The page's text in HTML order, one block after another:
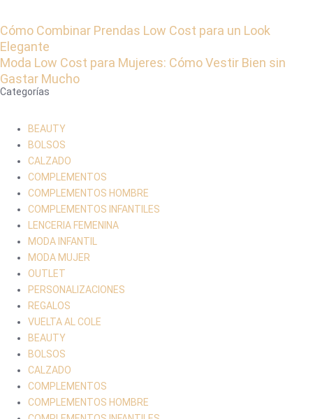
Cómo Combinar Prendas Low Cost para un Look
Elegante
Moda Low Cost para Mujeres: Cómo Vestir Bien sin
Gastar Mucho
Categorías
BEAUTY
BOLSOS
CALZADO
COMPLEMENTOS
COMPLEMENTOS HOMBRE
COMPLEMENTOS INFANTILES
LENCERIA FEMENINA
MODA INFANTIL
MODA MUJER
OUTLET
PERSONALIZACIONES
REGALOS
VUELTA AL COLE
BEAUTY
BOLSOS
CALZADO
COMPLEMENTOS
COMPLEMENTOS HOMBRE